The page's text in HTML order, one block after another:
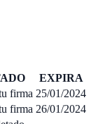
EXPIRA
firma 25/01/2024
firma 26/01/2024